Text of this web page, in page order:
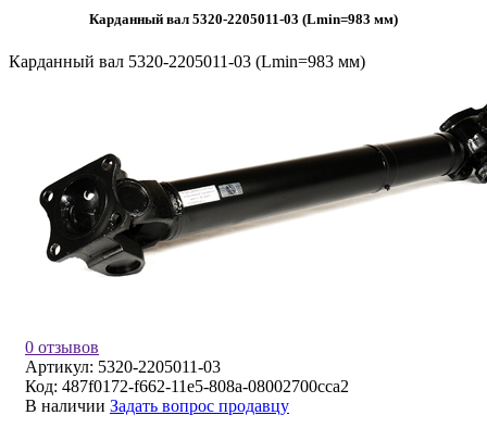
Карданный вал 5320-2205011-03 (Lmin=983 мм)
Карданный вал 5320-2205011-03 (Lmin=983 мм)
0 отзывов
Артикул: 5320-2205011-03
Код: 487f0172-f662-11e5-808a-08002700cca2
В наличии Задать вопрос продавцу